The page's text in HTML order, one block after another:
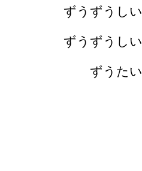
ずうずうしい
ずうずうしい
ずうたい